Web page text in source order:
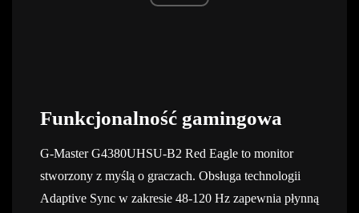
Funkcjonalność gamingowa
G-Master G4380UHSU-B2 Red Eagle to monitor
stworzony z myślą o graczach. Obsługa technologii
Adaptive Sync w zakresie 48-120 Hz zapewnia płynną